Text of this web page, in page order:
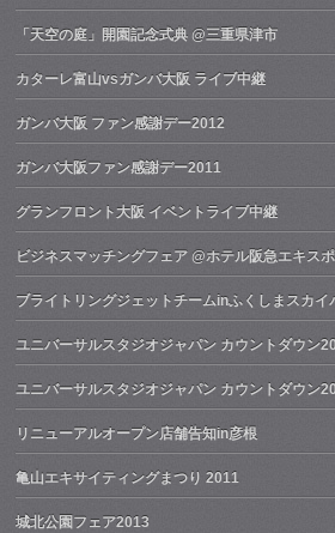
「天空の庭」開園記念式典 @三重県津市
カターレ富山vsガンバ大阪 ライブ中継
ガンバ大阪 ファン感謝デー2012
ガンバ大阪ファン感謝デー2011
グランフロント大阪 イベントライブ中継
ビジネスマッチングフェア @ホテル阪急エキス
ブライトリングジェットチームinふくしまスカイ
ユニバーサルスタジオジャパン カウントダウン
ユニバーサルスタジオジャパン カウントダウン
リニューアルオープン店舗告知in彦根
亀山エキサイティングまつり 2011
城北公園フェア2013